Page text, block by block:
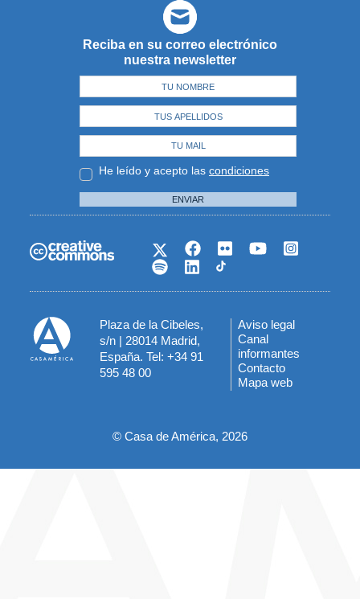
Reciba en su correo electrónico
nuestra newsletter
He leído y acepto las condiciones
ENVIAR
Plaza de la Cibeles,
s/n | 28014 Madrid,
España. Tel: +34 91
595 48 00
Menú
del
pie
Aviso legal
Canal
informantes
Contacto
Mapa web
© Casa de América, 2026